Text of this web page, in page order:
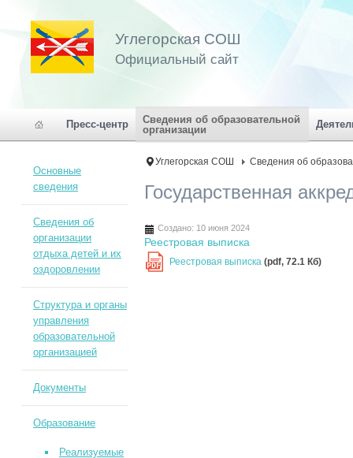
Углегорская СОШ
Официальный сайт
Пресс-центр
Сведения об образовательной
организации
Углегорская СОШ Сведения об
Государственная
Создано: 10 июня 2024
Реестровая выписка
PDF Реестровая выписка(pdf, 72.1 Кб)
Основные
сведения
Сведения об
организации
отдыха детей и их
оздоровлении
Структура и органы
управления
образовательной
организацией
Документы
Образование
Реализуемые